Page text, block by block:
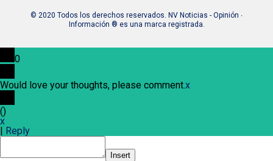
© 2020 Todos los derechos reservados. NV Noticias - Opinión ∙
Información ® es una marca registrada.
0
Would love your thoughts, please comment.x
()
x
Reply
Insert